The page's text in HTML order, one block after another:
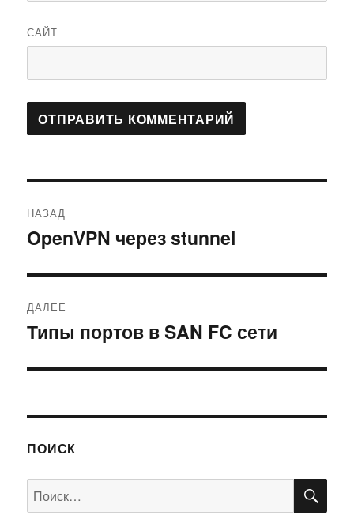
САЙТ
по
НАЗАД
Предыдущая
OpenVPN через stunnel
ДАЛЕЕ
Следующая
Типы портов в SAN FC сети
ПОИСК
Искать: